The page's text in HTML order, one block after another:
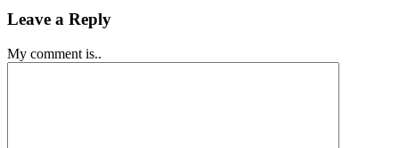
Leave a Reply
My comment is..